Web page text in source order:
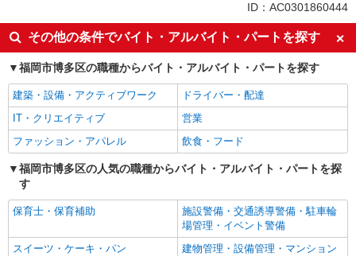
副業・WワークOK
交通費支給
社会保険あり
産休・育休取得実績あり
社員登用あり
ID：AC0301860444
その他の条件でバイト・アルバイト・パートを探す
福岡市博多区の職種からバイト・アルバイト・パートを探す
建築・設備・アクティブワーク
ドライバー・配達
IT・クリエイティブ
営業
ファッション・アパレル
飲食・フード
福岡市博多区の人気の職種からバイト・アルバイト・パートを探
す
保育士・保育補助
施設警備・交通誘導警備・駐車輪
場管理・イベント警備
スイーツ・ケーキ・パン
建物管理・設備管理・マンション